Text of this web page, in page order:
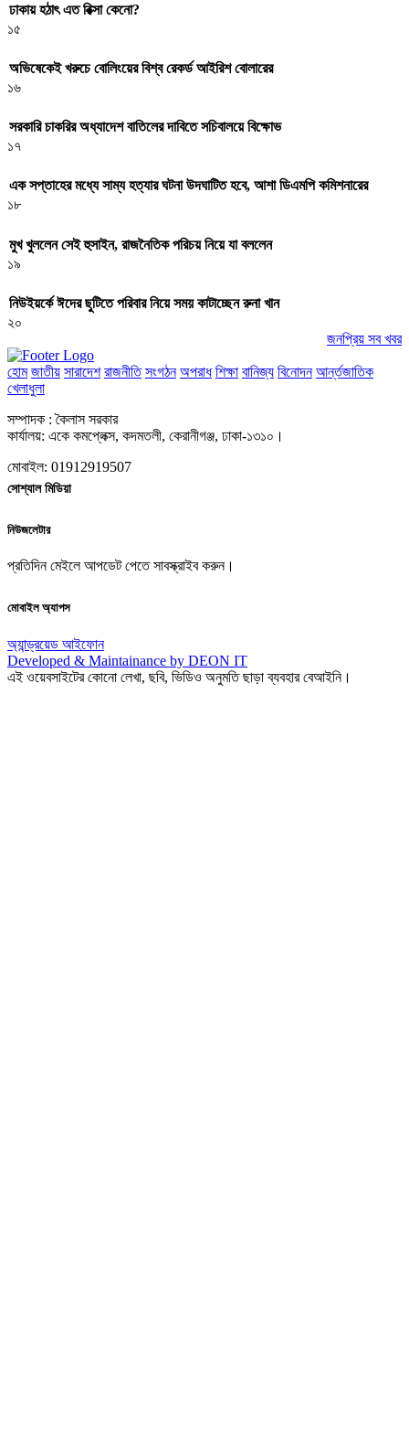
ঢাকায় হঠাৎ এত রিক্সা কেনো?
১৫
অভিষেকেই খরুচে বোলিংয়ের বিশ্ব রেকর্ড আইরিশ বোলারের
১৬
সরকারি চাকরির অধ্যাদেশ বাতিলের দাবিতে সচিবালয়ে বিক্ষোভ
১৭
এক সপ্তাহের মধ্যে সাম্য হত্যার ঘটনা উদঘাটিত হবে, আশা ডিএমপি কমিশনারের
১৮
মুখ খুললেন সেই হুসাইন, রাজনৈতিক পরিচয় নিয়ে যা বললেন
১৯
নিউইয়র্কে ঈদের ছুটিতে পরিবার নিয়ে সময় কাটাচ্ছেন রুনা খান
২০
জনপ্রিয় সব খবর
হোম জাতীয় সারাদেশ রাজনীতি সংগঠন অপরাধ শিক্ষা বানিজ্য বিনোদন আর্ন্তজাতিক
খেলাধুলা
সম্পাদক : কৈলাস সরকার
কার্যালয়: একে কমপ্লেক্স, কদমতলী, কেরানীগঞ্জ, ঢাকা-১৩১০।
মোবাইল: 01912919507
সোশ্যাল মিডিয়া
নিউজলেটার
প্রতিদিন মেইলে আপডেট পেতে সাবস্ক্রাইব করুন।
মোবাইল অ্যাপস
অ্যান্ড্রয়েড আইফোন
Developed & Maintainance by DEON IT
এই ওয়েবসাইটের কোনো লেখা, ছবি, ভিডিও অনুমতি ছাড়া ব্যবহার বেআইনি।